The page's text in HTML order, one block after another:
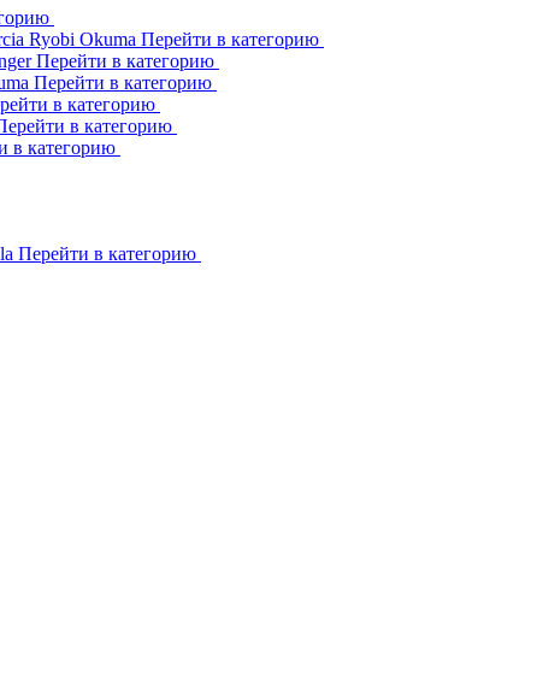
Ryobi Okuma Перейти в категорию
Перейти в категорию
Перейти в категорию
в категорию
в категорию
в категорию
Перейти в категорию